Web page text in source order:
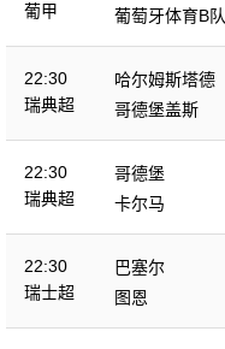
葡甲
葡萄牙体育B队
22:30
瑞典超
哈尔姆斯塔德
哥德堡盖斯
22:30
瑞典超
哥德堡
卡尔马
22:30
瑞士超
巴塞尔
图恩